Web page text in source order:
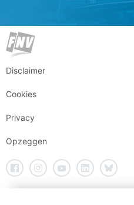
Disclaimer
Cookies
Privacy
Opzeggen